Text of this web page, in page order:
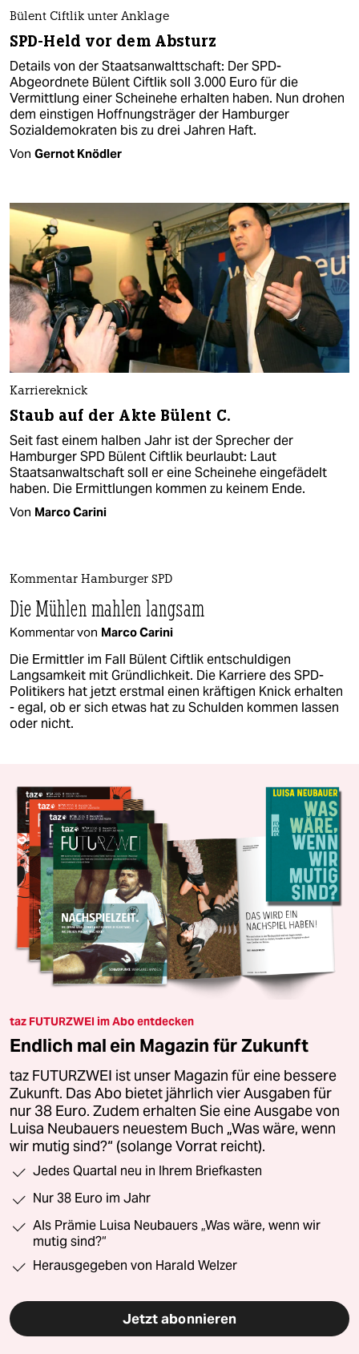
Bülent Ciftlik unter Anklage
SPD-Held vor dem Absturz
Details von der Staatsanwalttschaft: Der SPD-
Abgeordnete Bülent Ciftlik soll 3.000 Euro für die
Vermittlung einer Scheinehe erhalten haben. Nun drohen
dem einstigen Hoffnungsträger der Hamburger
Sozialdemokraten bis zu drei Jahren Haft.
Von Gernot Knödler
Karriereknick
Staub auf der Akte Bülent C.
Seit fast einem halben Jahr ist der Sprecher der
Hamburger SPD Bülent Ciftlik beurlaubt: Laut
Staatsanwaltschaft soll er eine Scheinehe eingefädelt
haben. Die Ermittlungen kommen zu keinem Ende.
Von Marco Carini
Kommentar Hamburger SPD
Die Mühlen mahlen langsam
Kommentar von Marco Carini
Die Ermittler im Fall Bülent Ciftlik entschuldigen
Langsamkeit mit Gründlichkeit. Die Karriere des SPD-
Politikers hat jetzt erstmal einen kräftigen Knick erhalten
- egal, ob er sich etwas hat zu Schulden kommen lassen
oder nicht.
taz FUTURZWEI im Abo entdecken
Endlich mal ein Magazin für Zukunft
taz FUTURZWEI ist unser Magazin für eine bessere
Zukunft. Das Abo bietet jährlich vier Ausgaben für
nur 38 Euro. Zudem erhalten Sie eine Ausgabe von
Luisa Neubauers neuestem Buch „Was wäre, wenn
wir mutig sind?“ (solange Vorrat reicht).
Jedes Quartal neu in Ihrem Briefkasten
Nur 38 Euro im Jahr
Als Prämie Luisa Neubauers „Was wäre, wenn wir
mutig sind?“
Herausgegeben von Harald Welzer
Jetzt abonnieren